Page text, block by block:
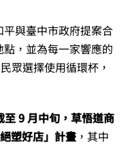
與臺中市政府提案合
，並為每一家響應的
眾選擇使用循環杯，
至 9 月中旬，草悟道商
塑好店」計畫 ，其中